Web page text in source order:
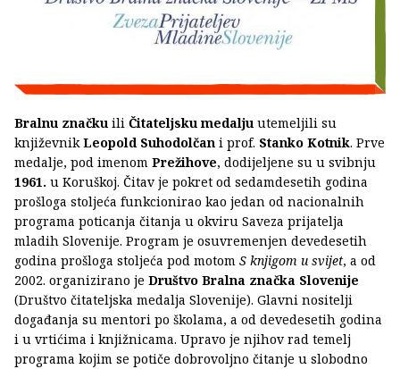
Bralnu značku ili Čitateljsku medalju utemeljili su
književnikLeopold Suhodolčan i prof. Stanko Kotnik. Prve
medalje, pod imenom Prežihove, dodijeljene su u svibnju
1961. u Koruškoj. Čitav je pokret od sedamdesetih godina
prošloga stoljeća funkcionirao kao jedan od nacionalnih
programa poticanja čitanja u okviru Saveza prijatelja
mladih Slovenije. Program je osuvremenjen devedesetih
godina prošloga stoljeća pod motom S knjigom u svijet, a od
2002. organizirano je Društvo Bralna značka Slovenije
(Društvo čitateljska medalja Slovenije). Glavni nositelji
događanja su mentori po školama, a od devedesetih godina
i u vrtićima i knjižnicama. Upravo je njihov rad temelj
programa kojim se potiče dobrovoljno čitanje u slobodno